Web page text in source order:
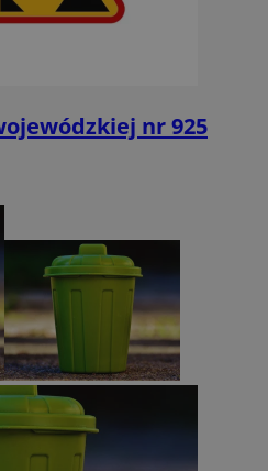
nr 925